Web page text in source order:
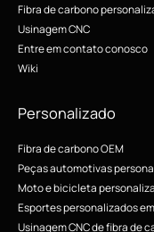
Fibra de carbono
Usinagem CNC
Entre em contato conosco
Wiki
Personalizado
Fibra de carbono OEM
Peças automotivas
Moto e bicicleta
Esportes personalizados
Usinagem CNC de fibra de